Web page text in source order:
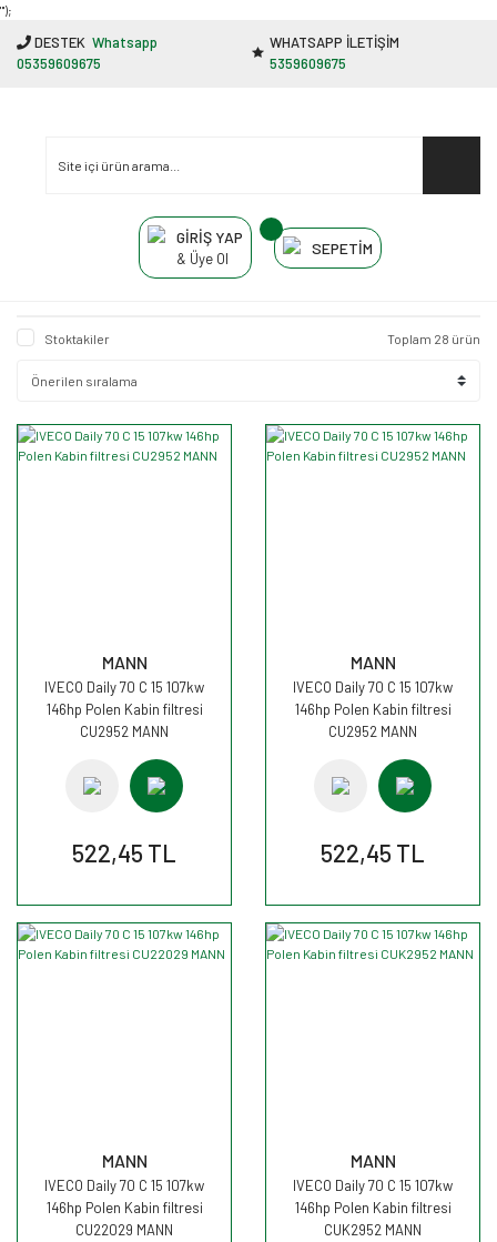
"');
DESTEK Whatsapp
05359609675
WHATSAPP İLETİŞİM
5359609675
GİRİŞ YAP
& Üye Ol
SEPETİM
Stoktakiler Toplam 28 ürün
MANN
IVECO Daily 70 C 15 107kw
146hp Polen Kabin filtresi
CU2952 MANN
522,45 TL
MANN
IVECO Daily 70 C 15 107kw
146hp Polen Kabin filtresi
CU2952 MANN
522,45 TL
MANN
IVECO Daily 70 C 15 107kw
146hp Polen Kabin filtresi
CU22029 MANN
MANN
IVECO Daily 70 C 15 107kw
146hp Polen Kabin filtresi
CUK2952 MANN